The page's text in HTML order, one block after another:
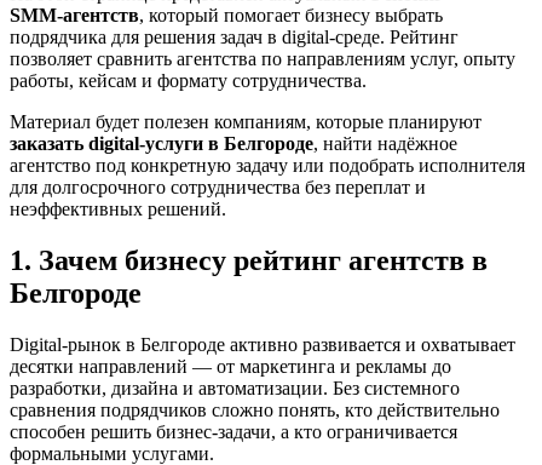
SMM‑агентств, который помогает бизнесу выбрать
подрядчика для решения задач в digital-среде. Рейтинг
позволяет сравнить агентства по направлениям услуг, опыту
работы, кейсам и формату сотрудничества.
Материал будет полезен компаниям, которые планируют
заказать digital-услуги в Белгороде, найти надёжное
агентство под конкретную задачу или подобрать исполнителя
для долгосрочного сотрудничества без переплат и
неэффективных решений.
1. Зачем бизнесу рейтинг агентств в
Белгороде
Digital-рынок в Белгороде активно развивается и охватывает
десятки направлений — от маркетинга и рекламы до
разработки, дизайна и автоматизации. Без системного
сравнения подрядчиков сложно понять, кто действительно
способен решить бизнес-задачи, а кто ограничивается
формальными услугами.